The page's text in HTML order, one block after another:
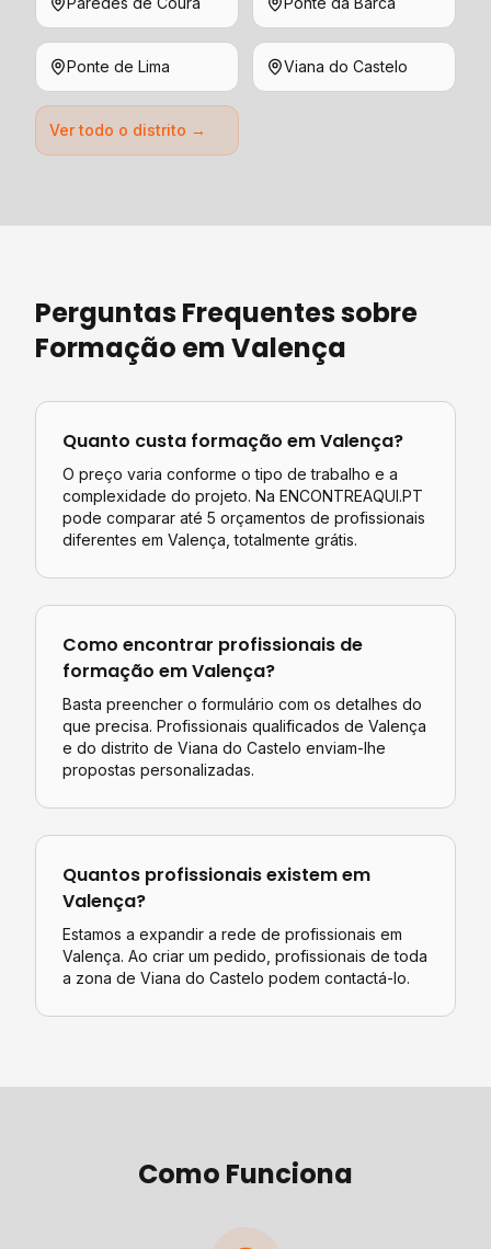
Ponte de Lima Viana do Castelo
Ver todo o distrito →
Perguntas Frequentes sobre
Formação emValença
Quanto custa formação emValença?
O preço varia conforme o tipo de trabalho e a
complexidade do projeto. Na ENCONTREAQUI.PT
pode comparar até 5 orçamentos de profissionais
diferentes em Valença , totalmente grátis.
Como encontrar profissionais de
formação emValença?
Basta preencher o formulário com os detalhes do
que precisa. Profissionais qualificados de Valença
e do distrito de Viana do Castelo enviam-lhe
propostas personalizadas.
Quantos profissionais existem em
Valença?
Estamos a expandir a rede de profissionais em
Valença. Ao criar um pedido, profissionais de toda
a zona de Viana do Castelo podem contactá-lo.
Como Funciona